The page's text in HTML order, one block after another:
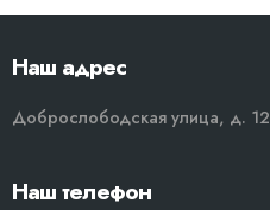
Наш адрес
Доброслободская улица, д. 12
Наш телефон